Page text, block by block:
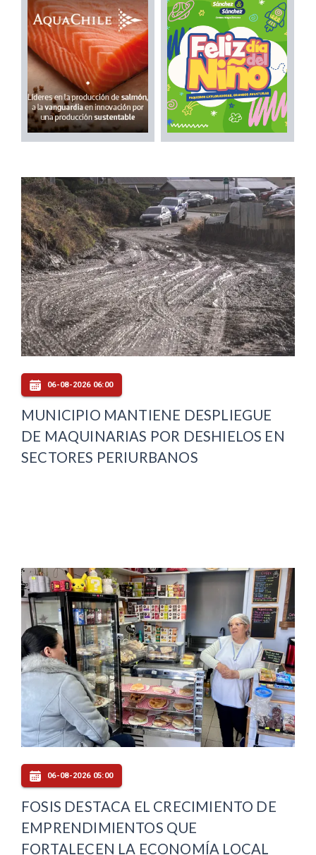
06-08-2026 06:00
MUNICIPIO MANTIENE DESPLIEGUE
DE MAQUINARIAS POR DESHIELOS EN
SECTORES PERIURBANOS
06-08-2026 05:00
FOSIS DESTACA EL CRECIMIENTO DE
EMPRENDIMIENTOS QUE
FORTALECEN LA ECONOMÍA LOCAL